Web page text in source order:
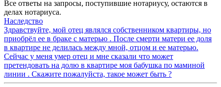
Все ответы на запросы, поступившие нотариусу, остаются в
делах нотариуса.
Наследство
Здравствуйте, мой отец являлся собственником квартиры, но
приобрёл ее в браке с матерью . После смерти матери ее доля
в квартире не делилась между мной, отцом и ее матерью.
Сейчас у меня умер отец и мне сказали что может
претендовать на долю в квартире моя бабушка по маминой
линии . Скажите пожалуйста, такое может быть ?